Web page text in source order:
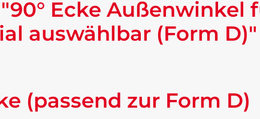
Ecke Außenwinkel
auswählbar (Form D)"
(passend zur Form D)